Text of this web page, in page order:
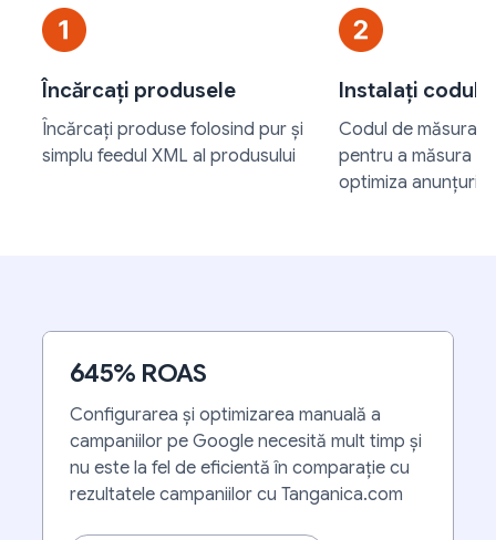
Încărcați produsele
Încărcați produse folosind pur și
simplu feedul XML al produsului
Instalați codul
Codul de
pentru a măsura
optimiza anunțurile
645% ROAS
Configurarea și optimizarea manuală a
campaniilor pe Google necesită mult timp și
nu este la fel de eficientă în comparație cu
rezultatele campaniilor cu Tanganica.com